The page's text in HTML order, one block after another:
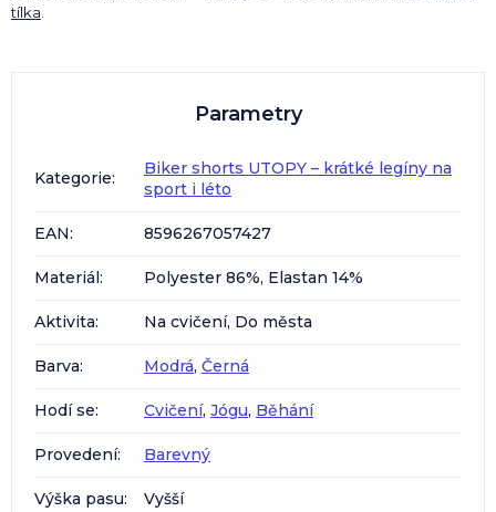
tílka
Parametry
Kategorie:
Biker shorts UTOPY – krátké legíny na
sport i léto
EAN: 8596267057427
Materiál: Polyester 86%, Elastan 14%
Aktivita: Na cvičení, Do města
Barva: Modrá, Černá
Hodí se: Cvičení, Jógu, Běhání
Provedení: Barevný
Výška pasu: Vyšší